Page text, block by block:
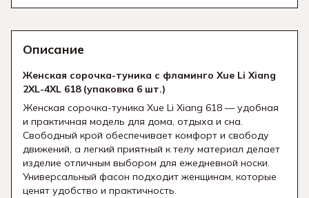
Описание
Женская сорочка-туника с фламинго Xue Li Xiang
2XL-4XL 618 (упаковка 6 шт.)
Женская сорочка-туника Xue Li Xiang 618 — удобная
и практичная модель для дома, отдыха и сна.
Свободный крой обеспечивает комфорт и свободу
движений, а легкий приятный к телу материал делает
изделие отличным выбором для ежедневной носки.
Универсальный фасон подходит женщинам, которые
ценят удобство и практичность.